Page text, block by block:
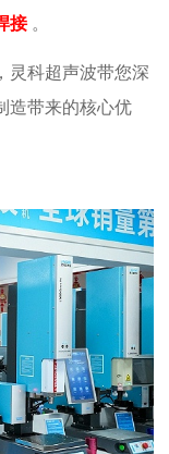
接 。
灵科超声波带您深
造带来的核心优